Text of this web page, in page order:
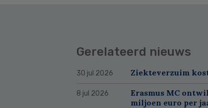
Gerelateerd nieuws
30 jul 2026 Ziekteverzuim
8 jul 2026
Erasmus MC
miljoen euro per